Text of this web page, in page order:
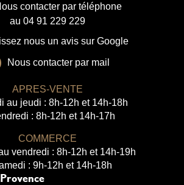
contacter par téléphone
au 04 91 229 229
nous un avis sur Google
Nous contacter par mail
APRES-VENTE
au jeudi : 8h-12h et 14h-18h
: 8h-12h et 14h-17h
COMMERCE
vendredi : 8h-12h et 14h-19h
: 9h-12h et 14h-18h